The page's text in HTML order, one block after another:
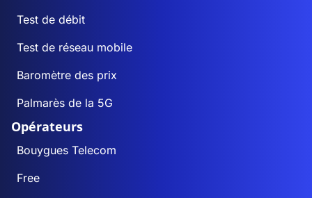
Test de débit
Test de réseau mobile
Baromètre des prix
Palmarès de la 5G
Opérateurs
Bouygues Telecom
Free